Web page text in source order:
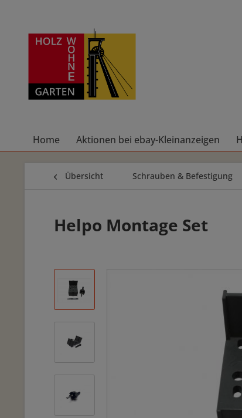
Home Aktionen bei ebay-Kleinanzeigen
Übersicht Schrauben & Befestigung
Helpo Montage Set